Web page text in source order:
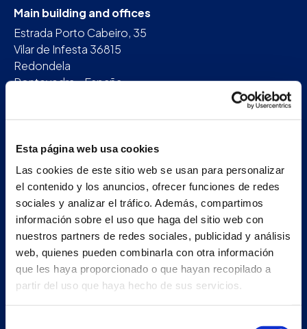
Esta página web usa cookies
Las cookies de este sitio web se usan para personalizar
el contenido y los anuncios, ofrecer funciones de redes
sociales y analizar el tráfico. Además, compartimos
información sobre el uso que haga del sitio web con
nuestros partners de redes sociales, publicidad y análisis
web, quienes pueden combinarla con otra información
que les haya proporcionado o que hayan recopilado a
partir del uso que haya hecho de sus servicios.
Main building and offices
Estrada Porto Cabeiro, 35
Vilar de Infesta 36815
Redondela
Pontevedra - España
+34 986 226 622
info@petertaboada.com